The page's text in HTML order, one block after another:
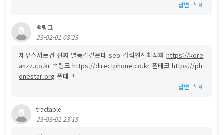
답변 삭제
백링크
23-02-01 08:23
제우스까는건 진짜 열등감같은데 seo 검색엔진최적화https://kore
anzz.co.kr 백링크https://directphone.co.kr 폰테크https://ph
onestar.org 폰테크
답변 삭제
tractable
23-03-01 23:15